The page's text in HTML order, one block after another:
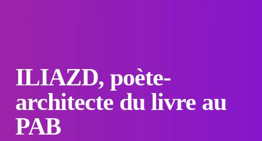
ILIAZD, poète-
architecte du livre au
PAB